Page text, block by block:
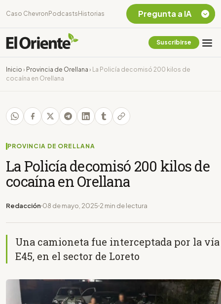
Caso Chevron Podcasts Historias
Suscribirse
Inicio › Provincia de Orellana ›
La Policía decomisó 200 kilos de
cocaína en Orellana
PROVINCIA DE ORELLANA
La Policía decomisó 200 kilos de
cocaína en Orellana
Redacción 08 de mayo, 2025 2 min de lectura
Una camioneta fue interceptada por la vía
E45, en el sector de Loreto
Pregunta a IA
Chevron Ecuador